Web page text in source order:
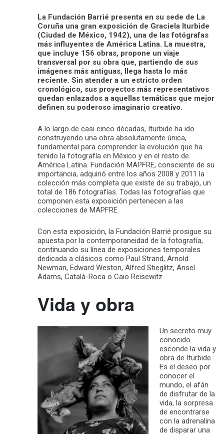
La Fundación Barrié presenta en su sede de La
Coruña una gran exposición de Graciela Iturbide
(Ciudad de México, 1942), una de las fotógrafas
más influyentes de América Latina. La muestra,
que incluye 156 obras, propone un viaje
transversal por su obra que, partiendo de sus
imágenes más antiguas, llega hasta lo más
reciente. Sin atender a un estricto orden
cronológico, sus proyectos más representativos
quedan enlazados a aquellas temáticas que mejor
definen su poderoso imaginario creativo.
A lo largo de casi cinco décadas, Iturbide ha ido
construyendo una obra absolutamente única,
fundamental para comprender la evolución que ha
tenido la fotografía en México y en el resto de
América Latina. Fundación MAPFRE, consciente de su
importancia, adquirió entre los años 2008 y 2011 la
colección más completa que existe de su trabajo, un
total de 186 fotografías. Todas las fotografías que
componen esta exposición pertenecen a las
colecciones de MAPFRE.
Con esta exposición, la Fundación Barrié prosigue su
apuesta por la contemporaneidad de la fotografía,
continuando su línea de exposiciones temporales
dedicada a clásicos como Paul Strand, Arnold
Newman, Edward Weston, Alfred Stieglitz, Ansel
Adams, Català-Roca o Caio Reisewitz.
Vida y obra
Un secreto muy
conocido
esconde la vida y
obra de Iturbide.
Es el deseo por
conocer el
mundo, el afán
de disfrutar de la
vida, la sorpresa
de encontrarse
con la adrenalina
de disparar una